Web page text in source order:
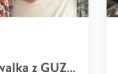
Szymaniak Adrian walka z GUZEM